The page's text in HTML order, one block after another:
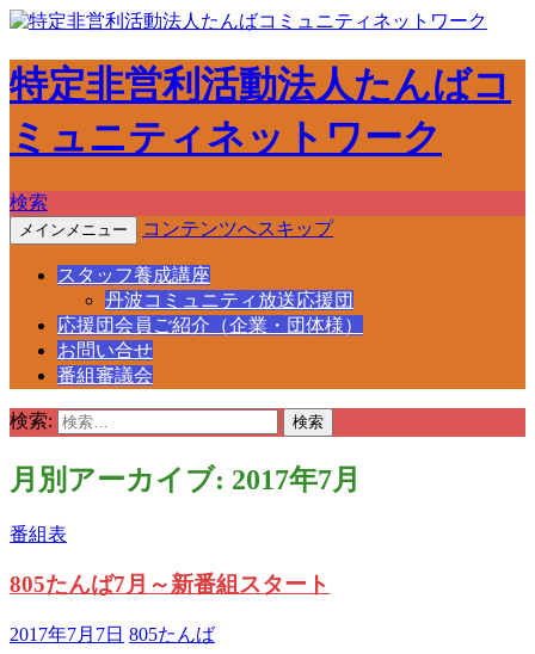
特定非営利活動法人たんばコ
ミュニティネットワーク
検索
メインメニュー コンテンツへスキップ
スタッフ養成講座
丹波コミュニティ放送応援団
応援団会員ご紹介（企業・団体様）
お問い合せ
番組審議会
検索:
月別アーカイブ: 2017年7月
番組表
805たんば7月～新番組スタート
2017年7月7日 805たんば